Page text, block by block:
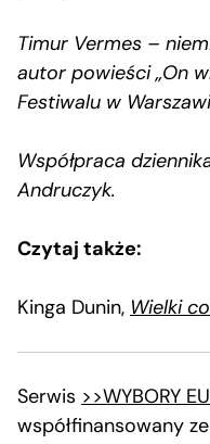
Timur Vermes –
autor powieści „On
Festiwalu w
Współpraca
Andruczyk.
Czytaj także:
Kinga Dunin, Wielki
Serwis >>WYBORY
współfinansowany